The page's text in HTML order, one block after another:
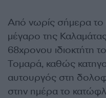
Από νωρίς σήμερα το
μέγαρο της
68χρονου ιδιοκτήτη
Τομαρά, καθώς
αυτουργός στη
στην ημέρα το